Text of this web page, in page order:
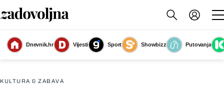
Dnevnik.hr Vijesti Sport Showbizz
Putovanja
Slika nije dostupna
KULTURA & ZABAVA